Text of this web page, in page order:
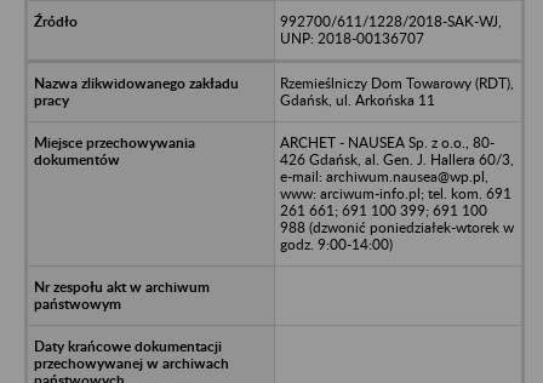
992700/611/1228/2018-SAK-WJ,
UNP: 2018-00136707
Rzemieślniczy Dom Towarowy (RDT),
Gdańsk, ul. Arkońska 11
ARCHET - NAUSEA Sp. z o.o., 80-
426 Gdańsk, al. Gen. J. Hallera 60/3,
e-mail: archiwum.nausea@wp.pl,
www: arciwum-info.pl; tel. kom. 691
261 661; 691 100 399; 691 100
988 (dzwonić poniedziałek-wtorek w
godz. 9:00-14:00)